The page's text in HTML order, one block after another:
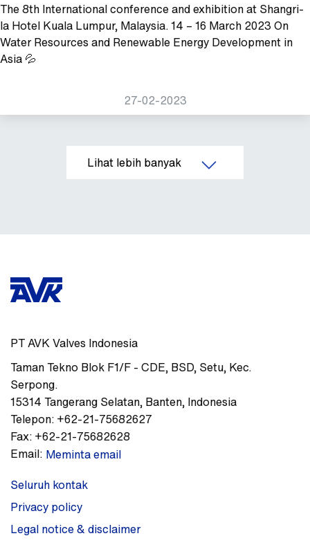
The 8th International conference and exhibition at Shangri-
la Hotel Kuala Lumpur, Malaysia. 14 – 16 March 2023 On
Water Resources and Renewable Energy Development in
Asia 💦
27-02-2023
PT AVK Valves Indonesia
Taman Tekno Blok F1/F - CDE, BSD, Setu, Kec.
Serpong.
15314 Tangerang Selatan, Banten, Indonesia
Telepon: +62-21-75682627
Fax: +62-21-75682628
Email: Meminta email
Seluruh kontak
Privacy policy
Legal notice & disclaimer